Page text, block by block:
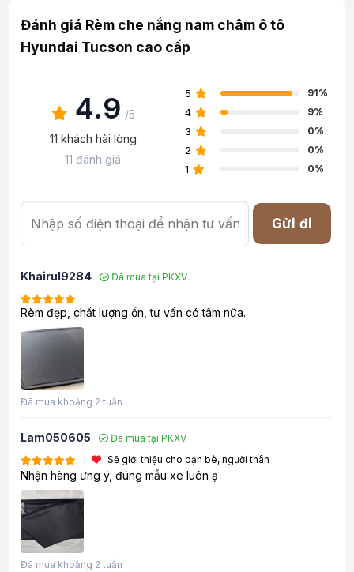
Đánh giá Rèm che nắng nam châm ô tô
Hyundai Tucson cao cấp
4.9 /5
11 khách hài lòng
11 đánh giá
5 91%
4 9%
3 0%
2 0%
1 0%
Gửi đi
Khairul9284 Đã mua tại PKXV
Rèm đẹp, chất lượng ổn, tư vấn có tâm nữa.
Đã mua khoảng 2 tuần
Lam050605
Đã mua tại PKXV
Sẽ giới thiệu cho bạn bè, người thân
Nhận hàng ưng ý, đúng mẫu xe luôn ạ
Đã mua khoảng 2 tuần